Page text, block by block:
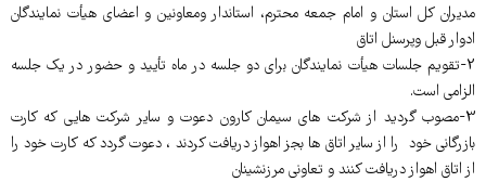
مدیران کل استان و امام جمعه محترم، استاندار ومعاونین و اعضای هیأت نمایندگان
ادوار قبل وپرسنل اتاق
2-تقویم جلسات هیأت نمایندگان برای دو جلسه در ماه تأیید و حضور در یک جلسه
الزامی است.
3-مصوب گردید از شرکت های سیمان کارون دعوت و سایر شرکت هایی که کارت
بازرگانی خود را از سایر اتاق ها بجز اهواز دریافت کردند ، دعوت گردد که کارت خود را
از اتاق اهواز دریافت کنند و تعاونی مرزنشینان